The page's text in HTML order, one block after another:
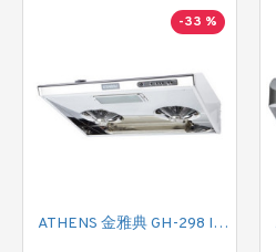
-33 %
ATHENS 金雅典 GH-298 IEC 標準抽油煙機